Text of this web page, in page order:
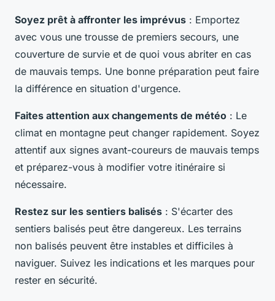
Soyez prêt à affronter les imprévus : Emportez
avec vous une trousse de premiers secours, une
couverture de survie et de quoi vous abriter en cas
de mauvais temps. Une bonne préparation peut faire
la différence en situation d'urgence.
Faites attention aux changements de météo : Le
climat en montagne peut changer rapidement. Soyez
attentif aux signes avant-coureurs de mauvais temps
et préparez-vous à modifier votre itinéraire si
nécessaire.
Restez sur les sentiers balisés : S'écarter des
sentiers balisés peut être dangereux. Les terrains
non balisés peuvent être instables et difficiles à
naviguer. Suivez les indications et les marques pour
rester en sécurité.